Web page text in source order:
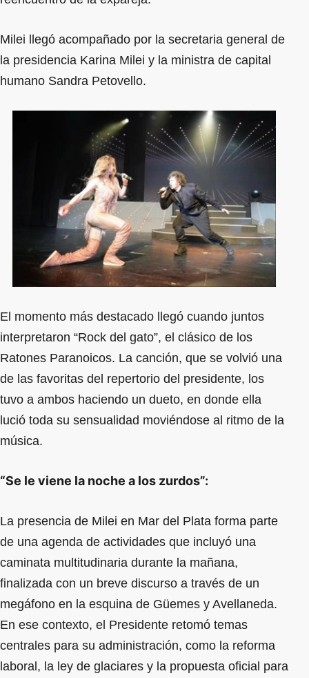
Milei llegó acompañado por la secretaria general de
la presidencia Karina Milei y la ministra de capital
humano Sandra Petovello.
El momento más destacado llegó cuando juntos
interpretaron “Rock del gato”, el clásico de los
Ratones Paranoicos. La canción, que se volvió una
de las favoritas del repertorio del presidente, los
tuvo a ambos haciendo un dueto, en donde ella
lució toda su sensualidad moviéndose al ritmo de la
música.
“Se le viene la noche a los zurdos”:
La presencia de Milei en Mar del Plata forma parte
de una agenda de actividades que incluyó una
caminata multitudinaria durante la mañana,
finalizada con un breve discurso a través de un
megáfono en la esquina de Güemes y Avellaneda.
En ese contexto, el Presidente retomó temas
centrales para su administración, como la reforma
laboral, la ley de glaciares y la propuesta oficial para